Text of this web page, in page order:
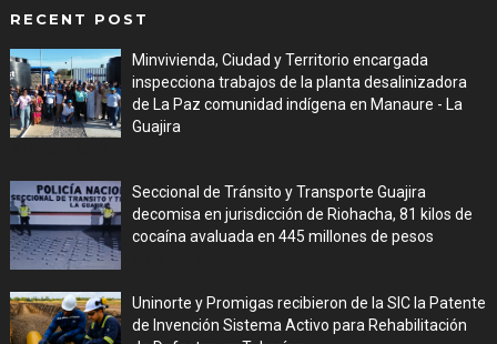
RECENT POST
Minvivienda, Ciudad y Territorio encargada
inspecciona trabajos de la planta desalinizadora
de La Paz comunidad indígena en Manaure - La
Guajira
Seccional de Tránsito y Transporte Guajira
decomisa en jurisdicción de Riohacha, 81 kilos de
cocaína avaluada en 445 millones de pesos
Uninorte y Promigas recibieron de la SIC la Patente
de Invención Sistema Activo para Rehabilitación